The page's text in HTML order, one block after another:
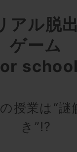
アル脱
ゲーム
授業は“謎
き”!?